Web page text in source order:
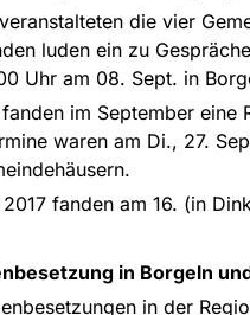
die vier
luden ein zu
Uhr am 08. Sept. in
im September
waren am Di., 27.
fanden am 16. (in
in Borgeln
in der